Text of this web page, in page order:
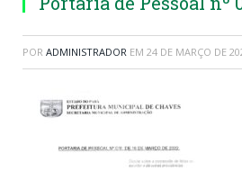
POR ADMINISTRADOR EM 24 DE MARÇO DE